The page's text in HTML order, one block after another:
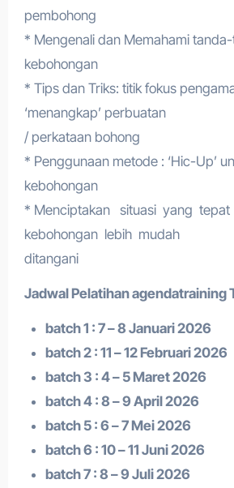
pembohong
* Mengenali dan Memahami
kebohongan
* Tips dan Triks: titik fokus
‘menangkap’ perbuatan
/ perkataan bohong
* Penggunaan metode : ‘Hic-Up’
kebohongan
* Menciptakan situasi yang
kebohongan lebih mudah
ditangani
Jadwal Pelatihan agendatraining
batch 1 : 7 – 8 Januari 2026
batch 2 : 11 – 12 Februari 2026
batch 3 : 4 – 5 Maret 2026
batch 4 : 8 – 9 April 2026
batch 5 : 6 – 7 Mei 2026
batch 6 : 10 – 11 Juni 2026
batch 7 : 8 – 9 Juli 2026